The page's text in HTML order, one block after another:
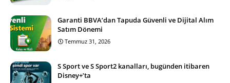
Garanti BBVA’dan Tapuda Güvenli ve Dijital Alım
Satım Dönemi
Temmuz 31, 2026
S Sport ve S Sport2 kanalları, bugünden itibaren
Disney+’ta